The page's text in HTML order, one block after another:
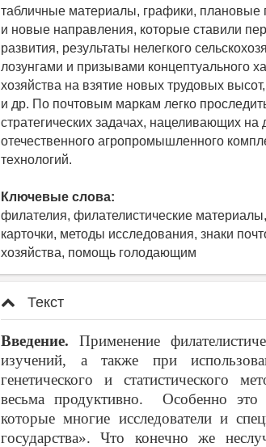
табличные материалы, графики, плановые
и новые направления, которые ставили
развития, результаты нелегкого
лозунгами и призывами концептуального
хозяйства на взятие новых трудовых
и др. По почтовым маркам легко
стратегических задачах, нацеливающих
отечественного агропромышленного
технологий.
Ключевые слова:
филателия, филателистические
карточки, методы исследования, знаки
хозяйства, помощь голодающим
Текст
Введение. Применение
изучений, а также при
генетического и статистического
весьма продуктивно. Особенно
которые многие исследователи и
государства». Что конечно же